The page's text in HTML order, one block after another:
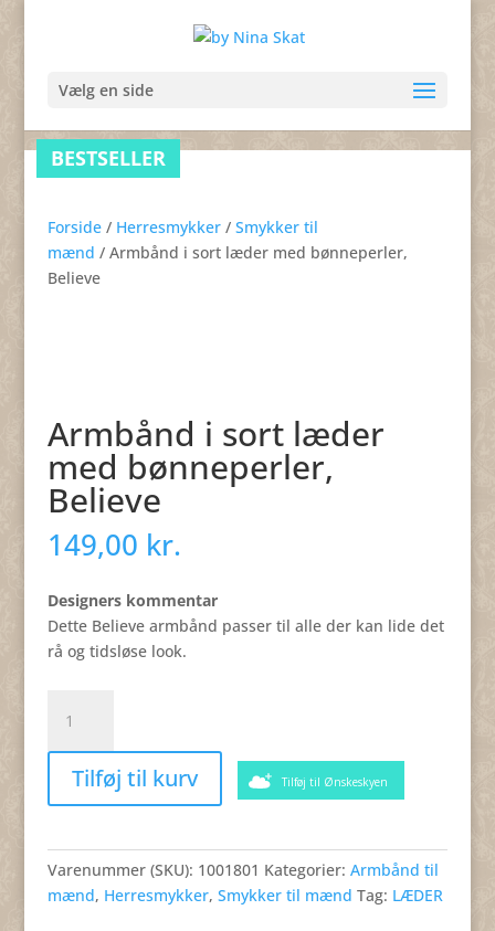
Vælg en side
Forside/ Herresmykker/ Smykker til
mænd / Armbånd i sort læder med bønneperler,
Believe
Armbånd i sort læder
med bønneperler,
Believe
149,00 kr.
Designers kommentar
Dette Believe armbånd passer til alle der kan lide det
rå og tidsløse look.
sort
læder
med
Believe
antal
Tilføj til kurv Tilføj til Ønskeskyen
Varenummer (SKU): 1001801 Kategorier: Armbånd til
mænd, Herresmykker, Smykker til mænd Tag: LÆDER
BESTSELLER